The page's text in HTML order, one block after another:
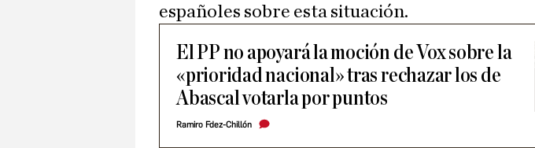
españoles sobre esta situación.
El PP no apoyará la moción de Vox sobre la
«prioridad nacional» tras rechazar los de
Abascal votarla por puntos
Ramiro Fdez-Chillón